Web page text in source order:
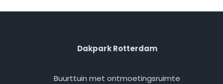
Dakpark Rotterdam
Buurttuin met ontmoetingsruimte